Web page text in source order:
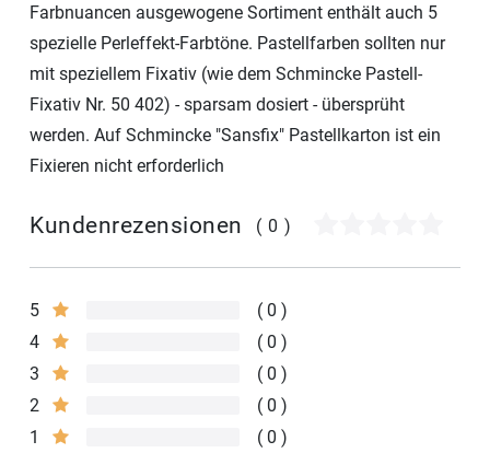
Farbnuancen ausgewogene Sortiment enthält auch 5
spezielle Perleffekt-Farbtöne. Pastellfarben sollten nur
mit speziellem Fixativ (wie dem Schmincke Pastell-
Fixativ Nr. 50 402) - sparsam dosiert - übersprüht
werden. Auf Schmincke "Sansfix" Pastellkarton ist ein
Fixieren nicht erforderlich
Kundenrezensionen (0)
5
0
4
0
3
0
2
0
1
0